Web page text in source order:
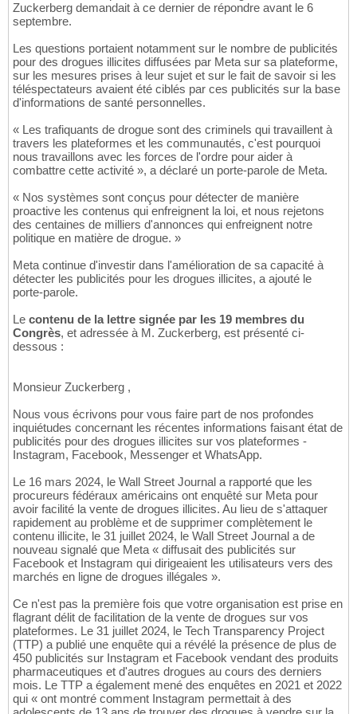
Zuckerberg demandait à ce dernier de répondre avant le 6
septembre.
Les questions portaient notamment sur le nombre de publicités
pour des drogues illicites diffusées par Meta sur sa plateforme,
sur les mesures prises à leur sujet et sur le fait de savoir si les
téléspectateurs avaient été ciblés par ces publicités sur la base
d'informations de santé personnelles.
« Les trafiquants de drogue sont des criminels qui travaillent à
travers les plateformes et les communautés, c'est pourquoi
nous travaillons avec les forces de l'ordre pour aider à
combattre cette activité », a déclaré un porte-parole de Meta.
« Nos systèmes sont conçus pour détecter de manière
proactive les contenus qui enfreignent la loi, et nous rejetons
des centaines de milliers d'annonces qui enfreignent notre
politique en matière de drogue. »
Meta continue d'investir dans l'amélioration de sa capacité à
détecter les publicités pour les drogues illicites, a ajouté le
porte-parole.
Le contenu de la lettre signée par les 19 membres du
Congrès, et adressée à M. Zuckerberg, est présenté ci-
dessous :
Monsieur Zuckerberg ,
Nous vous écrivons pour vous faire part de nos profondes
inquiétudes concernant les récentes informations faisant état de
publicités pour des drogues illicites sur vos plateformes -
Instagram, Facebook, Messenger et WhatsApp.
Le 16 mars 2024, le Wall Street Journal a rapporté que les
procureurs fédéraux américains ont enquêté sur Meta pour
avoir facilité la vente de drogues illicites. Au lieu de s'attaquer
rapidement au problème et de supprimer complètement le
contenu illicite, le 31 juillet 2024, le Wall Street Journal a de
nouveau signalé que Meta « diffusait des publicités sur
Facebook et Instagram qui dirigeaient les utilisateurs vers des
marchés en ligne de drogues illégales ».
Ce n'est pas la première fois que votre organisation est prise en
flagrant délit de facilitation de la vente de drogues sur vos
plateformes. Le 31 juillet 2024, le Tech Transparency Project
(TTP) a publié une enquête qui a révélé la présence de plus de
450 publicités sur Instagram et Facebook vendant des produits
pharmaceutiques et d'autres drogues au cours des derniers
mois. Le TTP a également mené des enquêtes en 2021 et 2022
qui « ont montré comment Instagram permettait à des